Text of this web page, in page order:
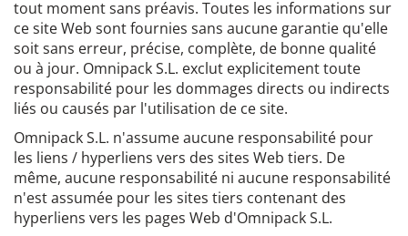
tout moment sans préavis. Toutes les informations sur
ce site Web sont fournies sans aucune garantie qu'elle
soit sans erreur, précise, complète, de bonne qualité
ou à jour. Omnipack S.L. exclut explicitement toute
responsabilité pour les dommages directs ou indirects
liés ou causés par l'utilisation de ce site.
Omnipack S.L. n'assume aucune responsabilité pour
les liens / hyperliens vers des sites Web tiers. De
même, aucune responsabilité ni aucune responsabilité
n'est assumée pour les sites tiers contenant des
hyperliens vers les pages Web d'Omnipack S.L.